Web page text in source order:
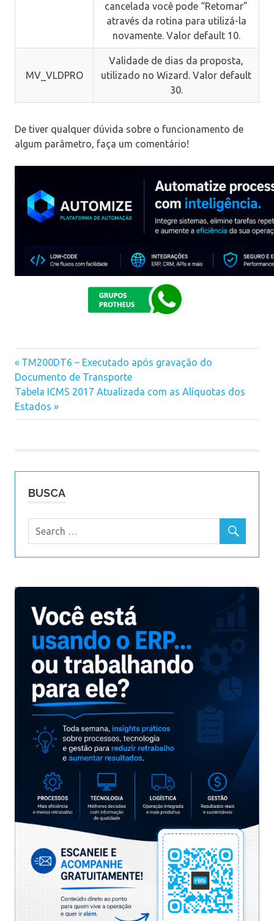
cancelada você pode “Retomar”
através da rotina para utilizá-la
novamente. Valor default 10.
MV_VLDPRO
Validade de dias da proposta,
utilizado no Wizard. Valor default
30.
De tiver qualquer dúvida sobre o funcionamento de
algum parâmetro, faça um comentário!
Navegação
de
Post
Previous
Post:
TM200DT6 – Executado após gravação do
Documento de Transporte
Next
Post:
Tabela ICMS 2017 Atualizada com as Alíquotas dos
Estados
BUSCA